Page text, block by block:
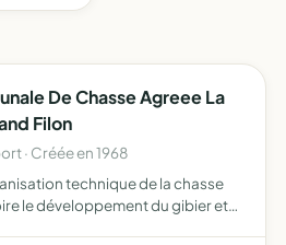
De Chasse Agreee La
Filon
· Créée en 1968
technique de la chasse
le développement du gibier et